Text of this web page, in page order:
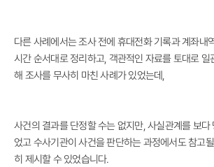
다른 사례에서는 조사 전에 휴대전화 기록과 계좌내
시간 순서대로 정리하고, 객관적인 자료를 토대로 일
해 조사를 무사히 마친 사례가 있었는데,
사건의 결과를 단정할 수는 없지만, 사실관계를 보다
었고 수사기관이 사건을 판단하는 과정에서도 참고
히 제시할 수 있었습니다.